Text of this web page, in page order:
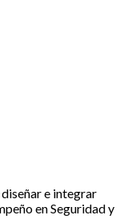
diseñar e integrar
en Seguridad y